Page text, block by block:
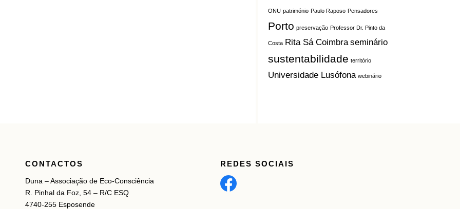
ONU património Paulo Raposo Pensadores
Porto preservação Professor Dr. Pinto da
Costa Rita Sá Coimbra seminário
sustentabilidade território
Universidade Lusófona webinário
CONTACTOS
Duna – Associação de Eco-Consciência
R. Pinhal da Foz, 54 – R/C ESQ
4740-255 Esposende
REDES SOCIAIS